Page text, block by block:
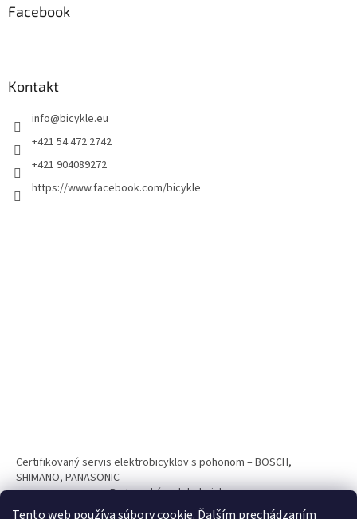
Tento web používa súbory cookie. Ďalším prechádzaním
Facebook
Kontakt
info@bicykle.eu
+421 54 472 2742
+421 904089272
https://www.facebook.com/bicykle
Certifikovaný servis elektrobicyklov s pohonom – BOSCH,
SHIMANO, PANASONIC
Partnerský web hokejshop.eu